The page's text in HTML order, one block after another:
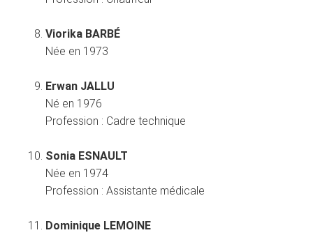
Viorika BARBÉ
Née en 1973
Erwan JALLU
Né en 1976
Profession : Cadre technique
Sonia ESNAULT
Née en 1974
Profession : Assistante médicale
Dominique LEMOINE